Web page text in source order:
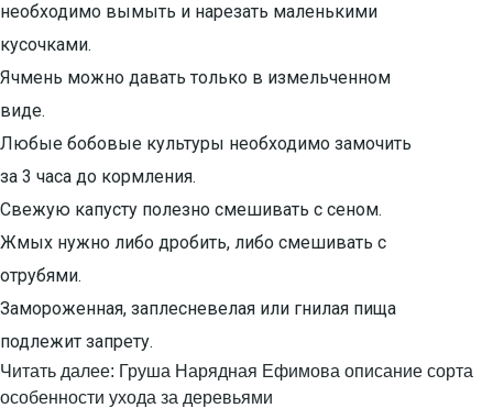
необходимо вымыть и нарезать маленькими
кусочками.
Ячмень можно давать только в измельченном
виде.
Любые бобовые культуры необходимо замочить
за 3 часа до кормления.
Свежую капусту полезно смешивать с сеном.
Жмых нужно либо дробить, либо смешивать с
отрубями.
Замороженная, заплесневелая или гнилая пища
подлежит запрету.
Читать далее: Груша Нарядная Ефимова описание сорта
особенности ухода за деревьями